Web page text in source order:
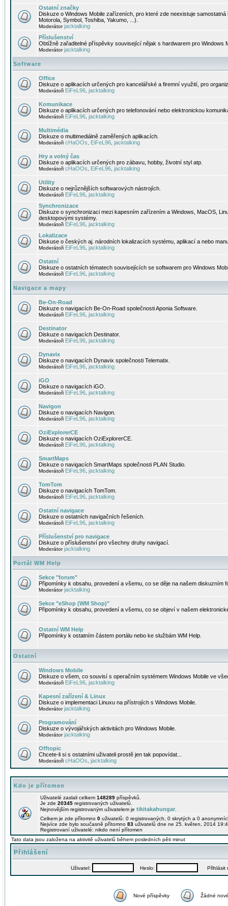
Ostatní značky
Diskuze o Windows Mobile zařízeních, pro které zde neexistuje
Motorola, Symbol, Toshiba, Yakumo, ...).
Moderátorjacktalking
Příslušenství
Obtížně zařaditelné příspěvky související nějak s hardwarem pro Windows
Moderátorjacktalking
Software
Office
Diskuze o aplikacích určených pro kancelářské a firemní využití, pro
Moderátoři EiFeL96 jacktalking
Komunikace
Diskuze o aplikacích určených pro telefonování nebo elektronickou
Moderátoři EiFeL96 jacktalking
Multimédia
Diskuze o multimediálně zaměřených aplikacích.
Moderátoři cHaOOs EiFeL96 jacktalking
Hry a volný čas
Diskuze o aplikacích určených pro zábavu, hobby, životní styl atp.
Moderátoři cHaOOs EiFeL96 jacktalking
Utility
Diskuze o nejrůznějších softwarových nástrojích.
Moderátoři EiFeL96 jacktalking
Synchronizace
Diskuze o synchronizaci mezi kapesním zařízením a Windows, MacOS,
desktopovými systémy.
Moderátoři EiFeL96 jacktalking
Lokalizace
Diskuse o českých aj. národních lokalizacích systému, aplikací a nebo
Moderátoři EiFeL96 jacktalking
Ostatní
Diskuze o ostatních tématech souvisejících se softwarem pro Windows
Moderátoři EiFeL96 jacktalking
Navigace a mapy
Be-On-Road
Diskuze o navigacích Be-On-Road společnosti Aponia Software.
Moderátoři EiFeL96 jacktalking
Destinator
Diskuze o navigacích Destinator.
Moderátoři EiFeL96 jacktalking
Dynavix
Diskuze o navigacích Dynavix společnosti Telematix.
Moderátoři EiFeL96 jacktalking
iGO
Diskuze o navigacích iGO.
Moderátoři EiFeL96 jacktalking
Navigon
Diskuze o navigacích Navigon.
Moderátoři EiFeL96 jacktalking
OziExplorerCE
Diskuze o navigacích OziExplorerCE.
Moderátoři EiFeL96 jacktalking
SmartMaps
Diskuze o navigacích SmartMaps společnosti PLAN Studio.
Moderátoři EiFeL96 jacktalking
TomTom
Diskuze o navigacích TomTom.
Moderátoři EiFeL96 jacktalking
Ostatní navigace
Diskuze o ostatních navigačních řešeních.
Moderátoři EiFeL96 jacktalking
Příslušenství pro navigace
Diskuze o příslušenství pro všechny druhy navigací.
Moderátorjacktalking
Portál WM Help
Sekce "forum"
Připomínky k obsahu, provedení a všemu, co se děje na našem diskuzním
Moderátorjacktalking
Sekce "eShop (WM Shop)"
Připomínky k obsahu, provedení a všemu, co se objeví v našem
Ostatní WM Help
Připomínky k ostatním částem portálu nebo ke službám WM Help.
Ostatní
Windows Mobile
Diskuze o všem, co souvisí s operačním systémem Windows Mobile ve
Moderátoři EiFeL96 jacktalking
Kapesní zařízení & Linux
Diskuze o implementaci Linuxu na přístrojích s Windows Mobile.
Moderátorjacktalking
Programování
Diskuze o vývojářských aktivitách pro Windows Mobile.
Moderátorjacktalking
Offtopic
Chcete-li si s ostatními uživateli prostě jen tak popovídat...
Moderátoři cHaOOs jacktalking
Kdo je přítomen
Uživatelé zaslali celkem 148289 příspěvků.
Je zde 20345 registrovaných uživatelů.
Nejnovějším registrovaným uživatelem je tikitakahungar
Celkem je zde přítomno 0 uživatelů: 0 registrovaných, 0 skrytých a 0
Nejvíce zde bylo současně přítomno 83 uživatelů dne ne 25. květen, 2014
Registrovaní uživatelé: nikdo není přítomen
Tato data jsou založena na aktivitě uživatelů během posledních pěti minut
Přihlášení
Uživatel: Heslo: Přihlásit
Nové příspěvky Žádné